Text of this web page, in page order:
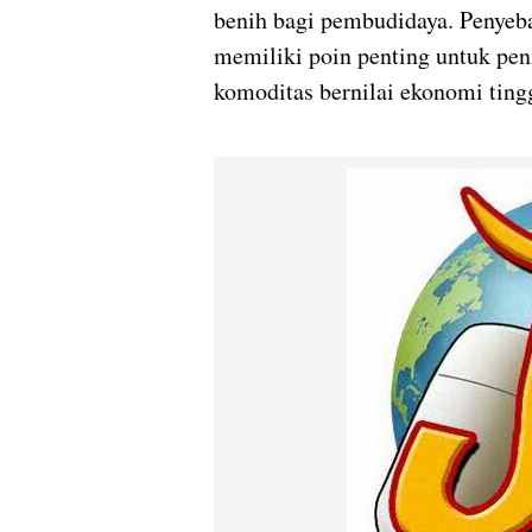
benih bagi pembudidaya.
memiliki poin penting untuk
komoditas bernilai ekonomi